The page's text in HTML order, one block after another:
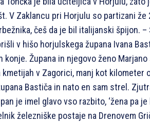
V Zaklancu pri Horjulu so partizani že
češ da je bil italijanski špijon. –
v hišo horjulskega župana Ivana
Župana in njegovo ženo Marjano
v Zagorici, manj kot kilometer
Bastiča in nato en sam strel.
je imel glavo vso razbito, ‘žena pa je
železniške postaje na Drenovem